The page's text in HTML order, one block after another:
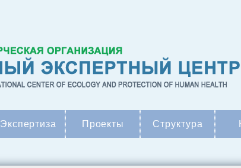
Экспертиза Проекты Структура